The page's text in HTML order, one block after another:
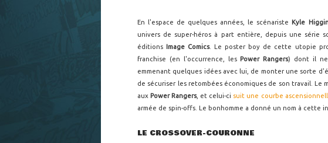
En l'espace de quelques années, le scénariste Kyle
univers de super-héros à part entière, depuis une série
éditions Image Comics. Le poster boy de cette utopie
franchise (en l'occurrence, les Power Rangers) dont il ne
emmenant quelques idées avec lui, de monter une sorte
de sécuriser les retombées économiques de son travail. Le
aux Power Rangers, et celui-ci suit une courbe
armée de spin-offs. Le bonhomme a donné un nom à cette
LE CROSSOVER-COURONNE